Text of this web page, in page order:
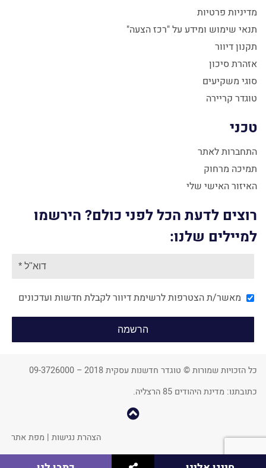
מדיניות פרטיות
תנאי שימוש ומידע על "רכז הצעה"
תקנון דיוור
אזהרת סיכון
סוגי משקיעים
טוגדר קריירה
טכני
התחברות לאתר
תמיכה מרחוק
האיזור האישי שלי
רוצים לדעת הכל לפני כולם? הירשמו
למיילים שלנו:
מאשר/ת הצטרפות לרשימת דיוור לקבלת חדשות ועדכונים
כל הזכויות שמורות © טוגדר חדשנות עסקית 2018 – 09-3726000
כתובתנו: מדינת היהודים 85 הרצליה.
קפוץ
הצהרת נגישות | מפת אתר